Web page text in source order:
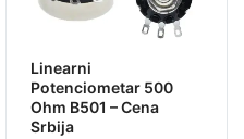
Linearni
Potenciometar 500
Ohm B501 – Cena
Srbija